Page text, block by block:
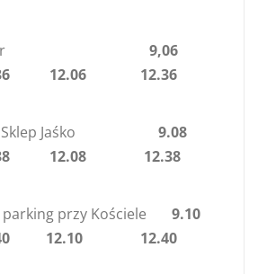
9,06
12.06 12.36
Jaśko 9.08
12.08 12.38
przy Kościele 9.10
12.10 12.40